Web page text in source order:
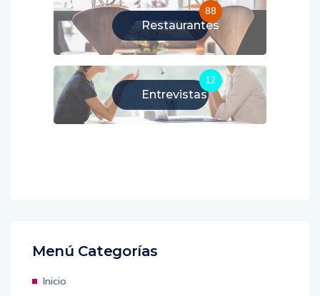
Restaurantes
88
Entrevistas
12
Menú Categorías
Inicio